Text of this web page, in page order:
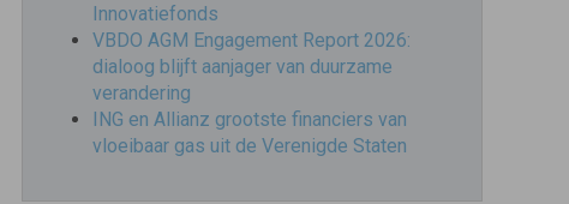
Innovatiefonds
VBDO AGM Engagement Report 2026:
dialoog blijft aanjager van duurzame
verandering
ING en Allianz grootste financiers van
vloeibaar gas uit de Verenigde Staten